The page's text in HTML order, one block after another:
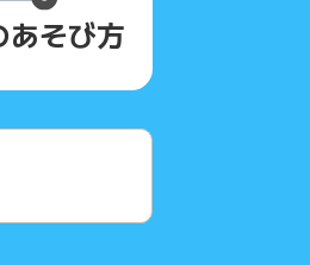
あそび方